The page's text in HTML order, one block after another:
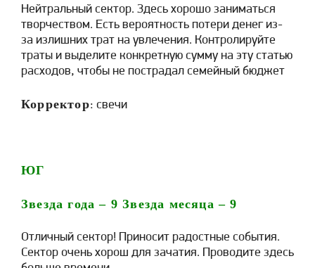
Нейтральный сектор. Здесь хорошо заниматься
творчеством. Есть вероятность потери денег из-
за излишних трат на увлечения. Контролируйте
траты и выделите конкретную сумму на эту статью
расходов, чтобы не пострадал семейный бюджет
Корректор: свечи
ЮГ
Звезда года – 9 Звезда месяца –9
Отличный сектор! Приносит радостные события.
Сектор очень хорош для зачатия. Проводите здесь